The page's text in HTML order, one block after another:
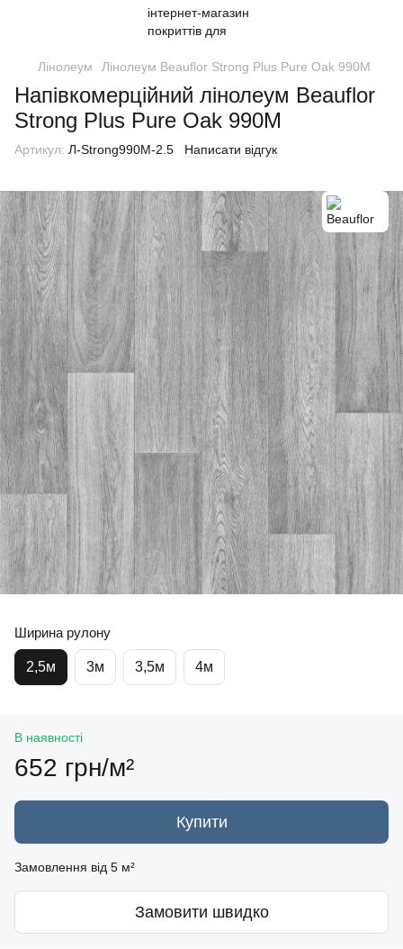
Лінолеум Лінолеум Beauflor Strong Plus Pure Oak 990M
Напівкомерційний лінолеум Beauflor
Strong Plus Pure Oak 990M
Артикул: Л-Strong990M-2.5 Написати відгук
Ширина рулону
2,5м 3м 3,5м 4м
В наявності
652 грн/м²
Купити
Замовлення від 5 м²
Замовити швидко